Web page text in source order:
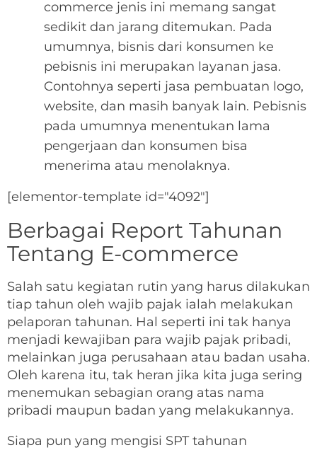
commerce jenis ini memang sangat
sedikit dan jarang ditemukan. Pada
umumnya, bisnis dari konsumen ke
pebisnis ini merupakan layanan jasa.
Contohnya seperti jasa pembuatan logo,
website, dan masih banyak lain. Pebisnis
pada umumnya menentukan lama
pengerjaan dan konsumen bisa
menerima atau menolaknya.
[elementor-template id="4092"]
Berbagai Report Tahunan
Tentang E-commerce
Salah satu kegiatan rutin yang harus dilakukan
tiap tahun oleh wajib pajak ialah melakukan
pelaporan tahunan. Hal seperti ini tak hanya
menjadi kewajiban para wajib pajak pribadi,
melainkan juga perusahaan atau badan usaha.
Oleh karena itu, tak heran jika kita juga sering
menemukan sebagian orang atas nama
pribadi maupun badan yang melakukannya.
Siapa pun yang mengisi SPT tahunan